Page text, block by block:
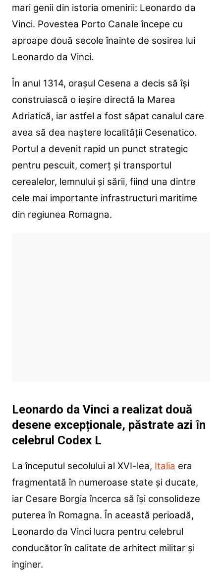
mari genii din istoria omenirii: Leonardo da
Vinci. Povestea Porto Canale începe cu
aproape două secole înainte de sosirea lui
Leonardo da Vinci.
În anul 1314, orașul Cesena a decis să își
construiască o ieșire directă la Marea
Adriatică, iar astfel a fost săpat canalul care
avea să dea naștere localității Cesenatico.
Portul a devenit rapid un punct strategic
pentru pescuit, comerț și transportul
cerealelor, lemnului și sării, fiind una dintre
cele mai importante infrastructuri maritime
din regiunea Romagna.
Leonardo da Vinci a realizat două
desene excepționale, păstrate azi în
celebrul Codex L
La începutul secolului al XVI-lea, Italia era
fragmentată în numeroase state și ducate,
iar Cesare Borgia încerca să își consolideze
puterea în Romagna. În această perioadă,
Leonardo da Vinci lucra pentru celebrul
conducător în calitate de arhitect militar și
inginer.